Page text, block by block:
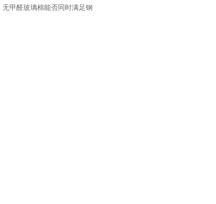
无甲醛玻璃棉能否同时满足钢